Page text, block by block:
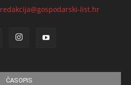
redakcija@gospodarski-list.hr
ČASOPIS